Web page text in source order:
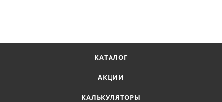
КАТАЛОГ
АКЦИИ
КАЛЬКУЛЯТОРЫ